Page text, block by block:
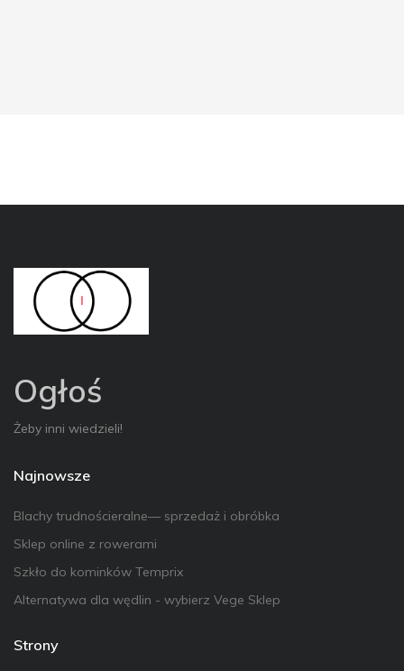
Ogłoś
Żeby inni wiedzieli!
Najnowsze
Blachy trudnościeralne— sprzedaż i obróbka
Sklep online z rowerami
Szkło do kominków Temprix
Alternatywa dla wędlin - wybierz Vege Sklep
Strony